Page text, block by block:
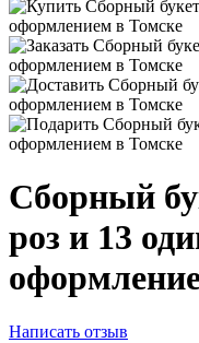
Сборный
роз и 13
Написать отзыв